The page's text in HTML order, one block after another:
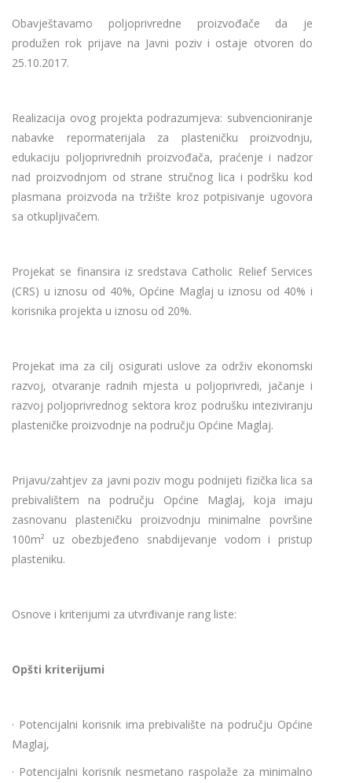
Obavještavamo poljoprivredne proizvođače da je
produžen rok prijave na Javni poziv i ostaje otvoren do
25.10.2017.
Realizacija ovog projekta podrazumjeva: subvencioniranje
nabavke repormaterijala za plasteničku proizvodnju,
edukaciju poljoprivrednih proizvođača, praćenje i nadzor
nad proizvodnjom od strane stručnog lica i podršku kod
plasmana proizvoda na tržište kroz potpisivanje ugovora
sa otkupljivačem.
Projekat se finansira iz sredstava Catholic Relief Services
(CRS) u iznosu od 40%, Općine Maglaj u iznosu od 40% i
korisnika projekta u iznosu od 20%.
Projekat ima za cilj osigurati uslove za održiv ekonomski
razvoj, otvaranje radnih mjesta u poljoprivredi, jačanje i
razvoj poljoprivrednog sektora kroz podrušku inteziviranju
plasteničke proizvodnje na području Općine Maglaj.
Prijavu/zahtjev za javni poziv mogu podnijeti fizička lica sa
prebivalištem na području Općine Maglaj, koja imaju
zasnovanu plasteničku proizvodnju minimalne površine
100m² uz obezbjeđeno snabdijevanje vodom i pristup
plasteniku.
Osnove i kriterijumi za utvrđivanje rang liste:
Opšti kriterijumi
· Potencijalni korisnik ima prebivalište na području Općine
Maglaj,
· Potencijalni korisnik nesmetano raspolaže za minimalno